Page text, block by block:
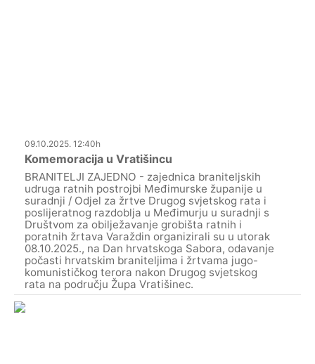
09.10.2025. 12:40h
Komemoracija u Vratišincu
BRANITELJI ZAJEDNO - zajednica braniteljskih
udruga ratnih postrojbi Međimurske županije u
suradnji / Odjel za žrtve Drugog svjetskog rata i
poslijeratnog razdoblja u Međimurju u suradnji s
Društvom za obilježavanje grobišta ratnih i
poratnih žrtava Varaždin organizirali su u utorak
08.10.2025., na Dan hrvatskoga Sabora, odavanje
počasti hrvatskim braniteljima i žrtvama jugo-
komunističkog terora nakon Drugog svjetskog
rata na području Župa Vratišinec.